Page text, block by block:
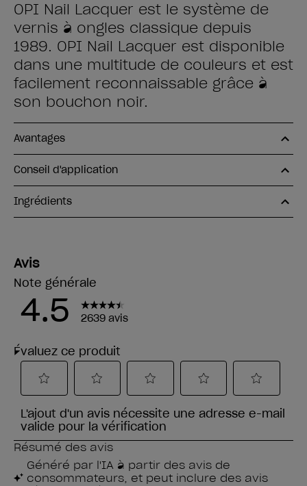
OPI Nail Lacquer est le système de
vernis à ongles classique depuis
1989. OPI Nail Lacquer est disponible
dans une multitude de couleurs et est
facilement reconnaissable grâce à
son bouchon noir.
Avantages
Conseil d'application
Ingrédients